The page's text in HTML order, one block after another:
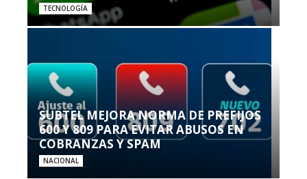
TECNOLOGÍA
SUBTEL MEJORA NORMA DE PREFIJOS
600 Y 809 PARA EVITAR ABUSOS EN
COBRANZAS Y SPAM
NACIONAL